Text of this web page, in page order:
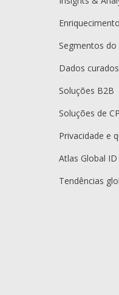
Segmentos do
Dados curados
Soluções B2B
Soluções de
Privacidade e
Atlas Global ID
Tendências